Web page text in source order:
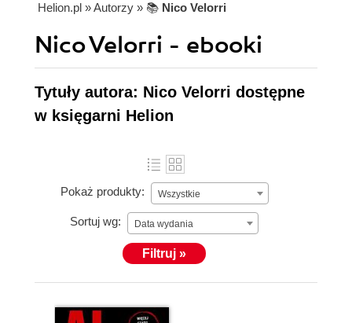
Helion.pl » Autorzy » 📚 Nico Velorri
Nico Velorri - ebooki
Tytuły autora: Nico Velorri dostępne
w księgarni Helion
Pokaż produkty: Wszystkie
Sortuj wg: Data wydania
Filtruj »